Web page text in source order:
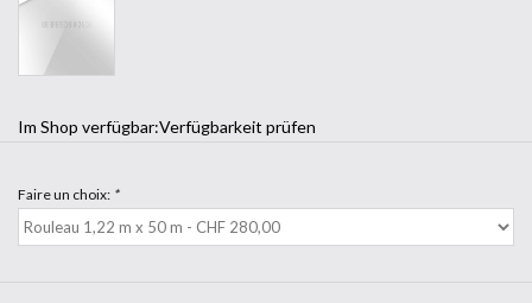
Im Shop verfügbar:Verfügbarkeit prüfen
Faire un choix: *